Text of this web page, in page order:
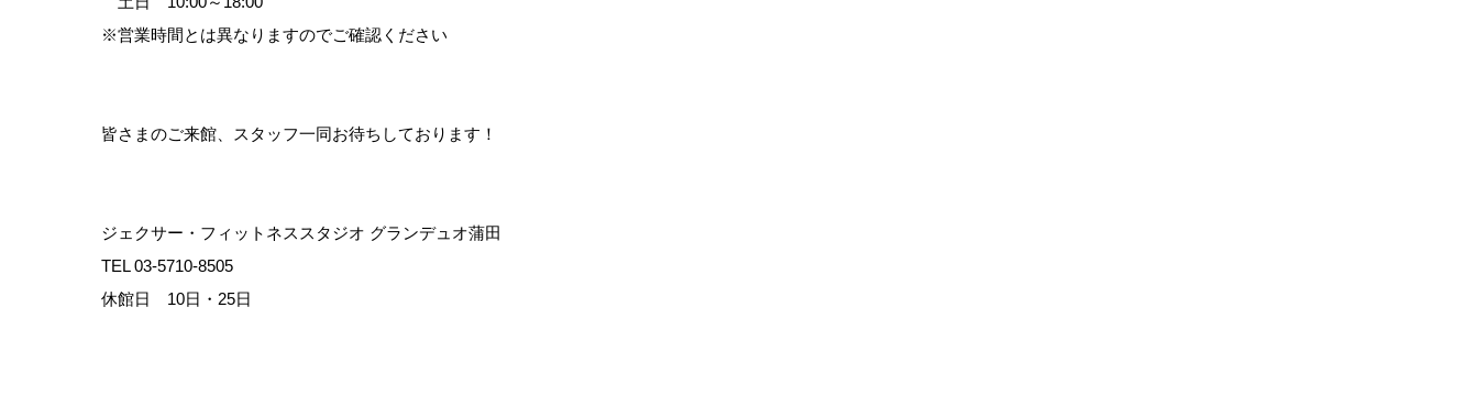
※営業時間とは異なりますのでご確認ください
皆さまのご来館、スタッフ一同お待ちしております！
ジェクサー・フィットネススタジオ グランデュオ蒲田
TEL 03-5710-8505
休館日 10日・25日